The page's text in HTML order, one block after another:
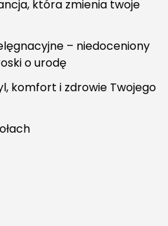
która zmienia twoje
– niedoceniony
o urodę
komfort i zdrowie Twojego